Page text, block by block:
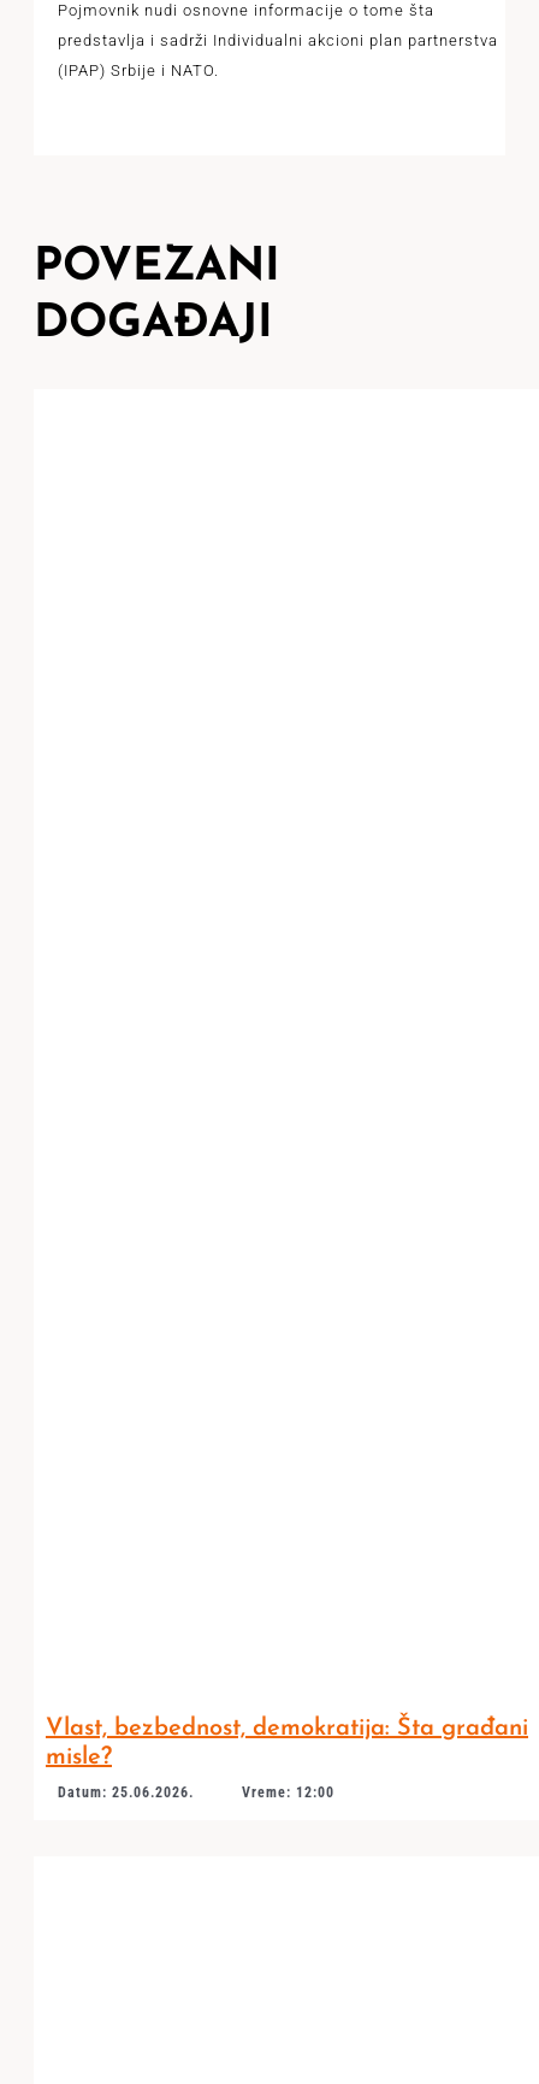
Pojmovnik nudi osnovne informacije o tome šta
predstavlja i sadrži Individualni akcioni plan partnerstva
(IPAP) Srbije i NATO.
POVEZANI
DOGAĐAJI
Vlast, bezbednost, demokratija: Šta građani
misle?
Datum: 25.06.2026. Vreme: 12:00